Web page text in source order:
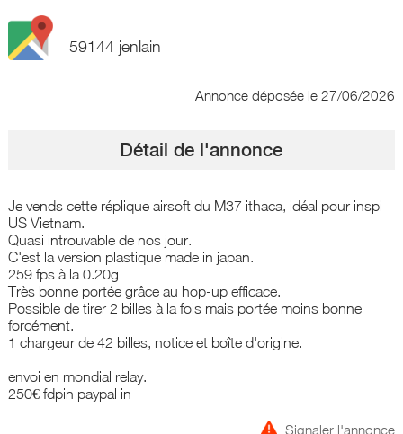
59144 jenlain
Annonce déposée le 27/06/2026
Détail de l'annonce
Je vends cette réplique airsoft du M37 ithaca, idéal pour inspi
US Vietnam.
Quasi introuvable de nos jour.
C'est la version plastique made in japan.
259 fps à la 0.20g
Très bonne portée grâce au hop-up efficace.
Possible de tirer 2 billes à la fois mais portée moins bonne
forcément.
1 chargeur de 42 billes, notice et boîte d'origine.
envoi en mondial relay.
250€ fdpin paypal in
Signaler l'annonce